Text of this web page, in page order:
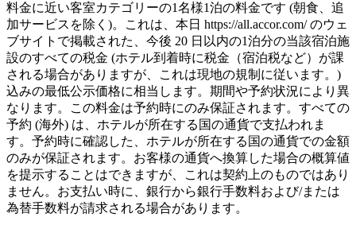
料金に近い客室カテゴリーの1名様1泊の料金です (朝食、追
加サービスを除く)。これは、本日 https://all.accor.com/ のウェ
ブサイトで掲載された、今後 20 日以内の1泊分の当該宿泊施
設のすべての税金 (ホテル到着時に税金（宿泊税など）が課
される場合がありますが、これは現地の規制に従います。)
込みの最低公示価格に相当します。期間や予約状況により異
なります。この料金は予約時にのみ保証されます。すべての
予約 (海外) は、ホテルが所在する国の通貨で支払われま
す。予約時に確認した、ホテルが所在する国の通貨での金額
のみが保証されます。お客様の通貨へ換算した場合の概算値
を提示することはできますが、これは契約上のものではあり
ません。お支払い時に、銀行から銀行手数料および/または
為替手数料が請求される場合があります。